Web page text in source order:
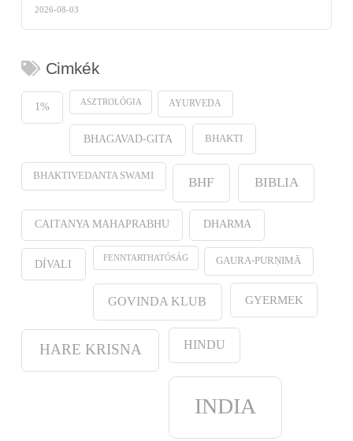
2026-08-03
Cimkék
1% ASZTROLÓGIA AYURVEDA
BHAGAVAD-GITA BHAKTI
BHAKTIVEDANTA SWAMI BHF BIBLIA
CAITANYA MAHAPRABHU DHARMA
DÍVALI FENNTARTHATÓSÁG GAURA-PURṆIMĀ
GOVINDA KLUB GYERMEK
HARE KRISNA HINDU
INDIA